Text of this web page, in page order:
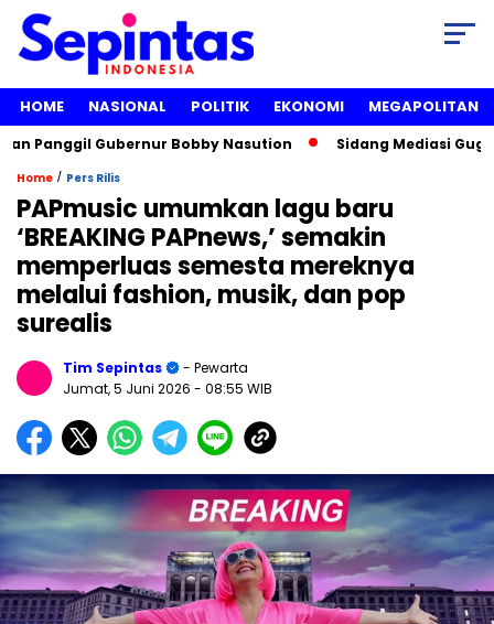
HOME NASIONAL POLITIK EKONOMI MEGAPOLITAN
Gubernur Bobby Nasution Sidang Mediasi Gugatan
Home / Pers Rilis
PAPmusic umumkan lagu baru
‘BREAKING PAPnews,’ semakin
memperluas semesta mereknya
melalui fashion, musik, dan pop
surealis
Tim Sepintas
- Pewarta
Jumat, 5 Juni 2026 - 08:55 WIB